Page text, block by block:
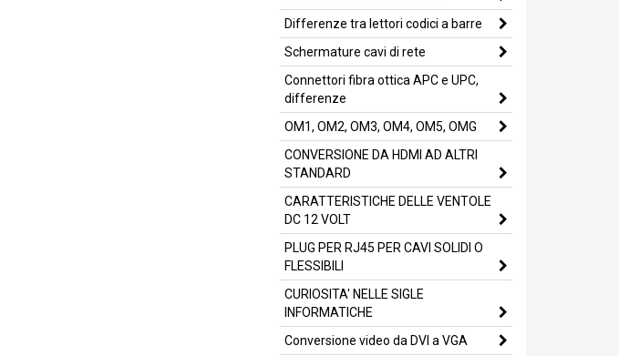
Differenze tra lettori codici a barre
Schermature cavi di rete
Connettori fibra ottica APC e UPC,
differenze
OM1, OM2, OM3, OM4, OM5, OMG
CONVERSIONE DA HDMI AD ALTRI
STANDARD
CARATTERISTICHE DELLE VENTOLE
DC 12 VOLT
PLUG PER RJ45 PER CAVI SOLIDI O
FLESSIBILI
CURIOSITA' NELLE SIGLE
INFORMATICHE
Conversione video da DVI a VGA